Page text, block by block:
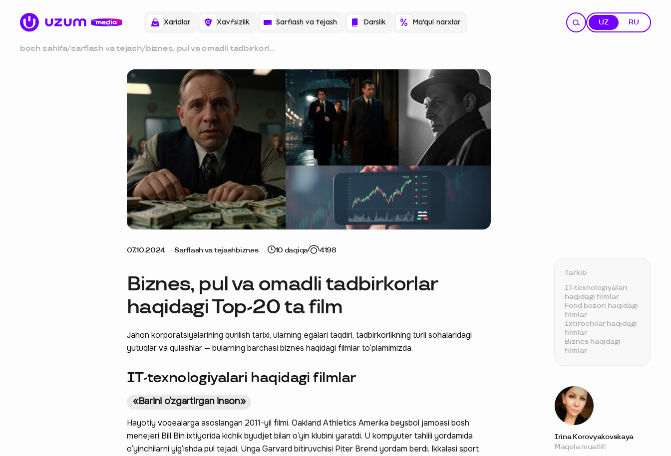
Xaridlar Xavfsizlik Sarflash va tejash Darslik Ma'qul narxlar UZ RU
bosh sahifa/sarflash va tejash/biznes, pul va omadli tadbirkorlar
07.10.2024 Sarflash va tejashbiznes 10 daqiqa 4198
Biznes, pul va omadli tadbirkorlar
haqidagi Top-20 ta film
Jahon korporatsiyalarining qurilish tarixi, ularning egalari taqdiri, tadbirkorlikning turli sohalaridagi
yutuqlar va qulashlar — bularning barchasi biznes haqidagi filmlar to‘plamimizda.
IT-texnologiyalari haqidagi filmlar
«Barini o‘zgartirgan inson»
Hayotiy voqealarga asoslangan 2011-yil filmi. Oakland Athletics Amerika beysbol jamoasi bosh
menejeri Bill Bin ixtiyorida kichik byudjet bilan o‘yin klubini yaratdi. U kompyuter tahlili yordamida
o‘yinchilarni yig‘ishda pul tejadi. Unga Garvard bitiruvchisi Piter Brend yordam berdi. Ikkalasi sport
Tarkib
IT-texnologiyalari
haqidagi filmlar
Fond bozori haqidagi
filmlar
Ixtirochilar haqidagi
filmlar
Biznes haqidagi
filmlar
Irina Korovyakovskaya
Maqola muallifi